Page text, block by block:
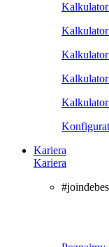
Kariera
Kariera